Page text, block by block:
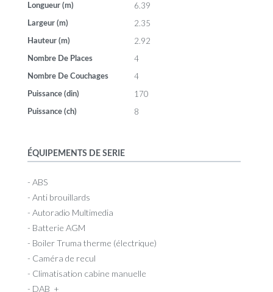
Longueur (m) 6.39
Largeur (m) 2.35
Hauteur (m) 2.92
Nombre De Places 4
Nombre De Couchages 4
Puissance (din) 170
Puissance (ch) 8
ÉQUIPEMENTS DE SERIE
- ABS
- Anti brouillards
- Autoradio Multimedia
- Batterie AGM
- Boiler Truma therme (électrique)
- Caméra de recul
- Climatisation cabine manuelle
- DAB_+